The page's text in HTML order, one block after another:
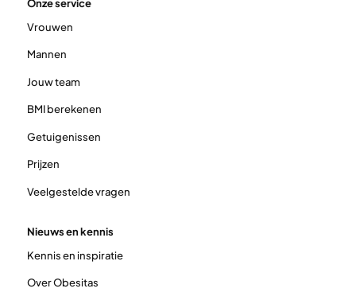
Onze service
Vrouwen
Mannen
Jouw team
BMI berekenen
Getuigenissen
Prijzen
Veelgestelde vragen
Nieuws en kennis
Kennis en inspiratie
Over Obesitas